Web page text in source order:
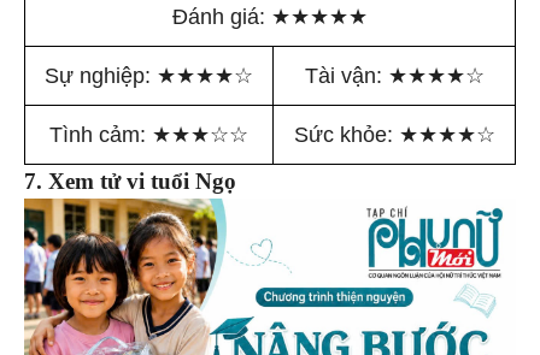
Đánh giá: ★★★★★
Sự nghiệp: ★★★★☆ Tài vận: ★★★★☆
Tình cảm: ★★★☆☆ Sức khỏe: ★★★★☆
7. Xem tử vi tuổi Ngọ